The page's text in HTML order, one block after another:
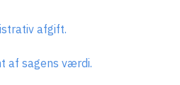
afgift.
af sagens værdi.